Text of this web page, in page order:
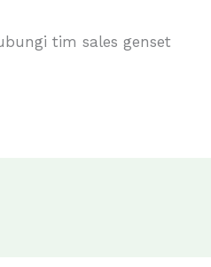
tim sales genset